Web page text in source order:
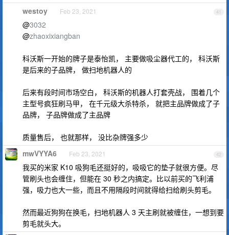
41
westoy Feb 23, 2021
@3032
@zhaoxixiangban
科沃斯一开始的牌子是泰怡凯， 主要做吸尘器代工的， 科沃斯
是后来的子品牌， 做扫地机器人的
后来有段时间市场空白， 科沃斯的机器人打套壳战， 围着几个
主型号疯狂刷马甲， 在千元级大杀特杀， 就把主品牌做成了子
品牌， 子品牌做成了主品牌
质量售后， 也就那样， 没比杂牌强多少
42
mwVYYA6 Feb 23, 2021
我买的米家 K10 吸狗毛还挺好的，吸吸它的垫子就很方便。尽
管刷头也会缠住，但能在 30 秒之内搞定。比以前买的飞利浦
强，吸力也大一些，而且不用隔段时间就得给扫给刷头剪毛。
然而最近狗狗在换毛，扫地机器人 3 天主刷就被缠住，一想到要
剪毛就头大。